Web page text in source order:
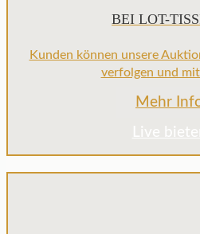
BEI LOT-
Kunden können unsere
verfolgen und
Mehr
Live